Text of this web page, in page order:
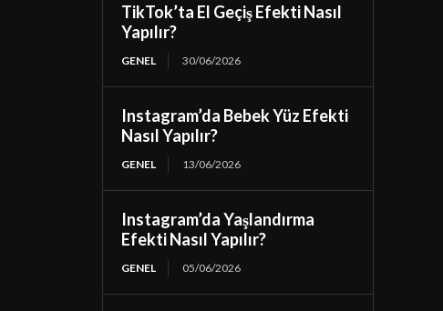
TikTok’ta El Geçiş Efekti Nasıl
Yapılır?
GENEL 30/06/2026
Instagram’da Bebek Yüz Efekti
Nasıl Yapılır?
GENEL 13/06/2026
Instagram’da Yaşlandırma
Efekti Nasıl Yapılır?
GENEL 05/06/2026